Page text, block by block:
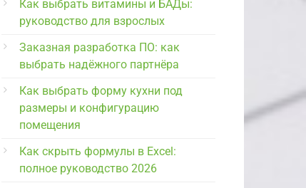
Как выбрать витамины и БАДы:
руководство для взрослых
Заказная разработка ПО: как
выбрать надёжного партнёра
Как выбрать форму кухни под
размеры и конфигурацию
помещения
Как скрыть формулы в Excel:
полное руководство 2026